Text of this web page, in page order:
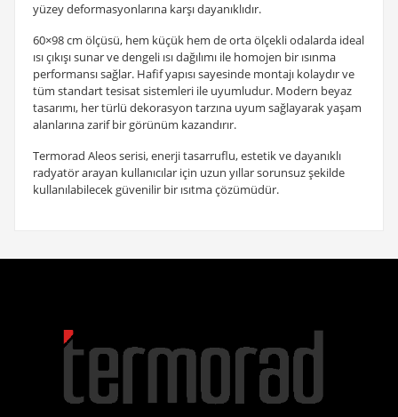
yüzey deformasyonlarına karşı dayanıklıdır.
60×98 cm ölçüsü, hem küçük hem de orta ölçekli odalarda ideal
ısı çıkışı sunar ve dengeli ısı dağılımı ile homojen bir ısınma
performansı sağlar. Hafif yapısı sayesinde montajı kolaydır ve
tüm standart tesisat sistemleri ile uyumludur. Modern beyaz
tasarımı, her türlü dekorasyon tarzına uyum sağlayarak yaşam
alanlarına zarif bir görünüm kazandırır.
Termorad Aleos serisi, enerji tasarruflu, estetik ve dayanıklı
radyatör arayan kullanıcılar için uzun yıllar sorunsuz şekilde
kullanılabilecek güvenilir bir ısıtma çözümüdür.